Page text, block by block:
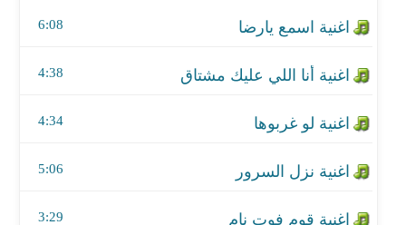
6:08
4:38
4:34
5:06
3:29
اغنية طائفية
اغنية المجد لك